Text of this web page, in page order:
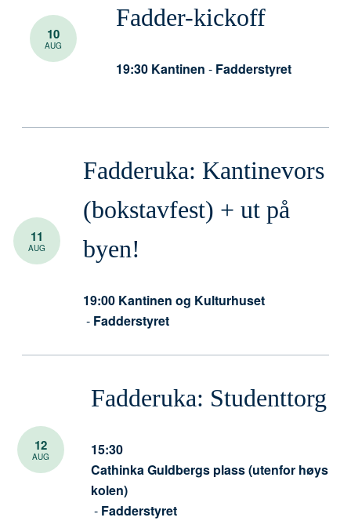
10
AUG
Fadder-kickoff
19:30 Kantinen - Fadderstyret
11
AUG
Fadderuka: Kantinevors
(bokstavfest) + ut på
byen!
19:00 Kantinen og Kulturhuset
- Fadderstyret
12
AUG
Fadderuka: Studenttorg
15:30
Cathinka Guldbergs plass (utenfor høys
kolen)
- Fadderstyret